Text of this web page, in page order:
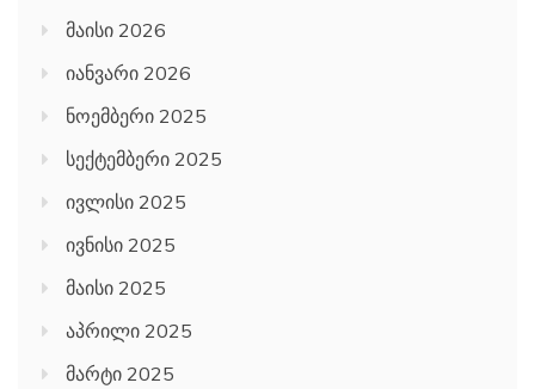
მაისი 2026
იანვარი 2026
ნოემბერი 2025
სექტემბერი 2025
ივლისი 2025
ივნისი 2025
მაისი 2025
აპრილი 2025
მარტი 2025